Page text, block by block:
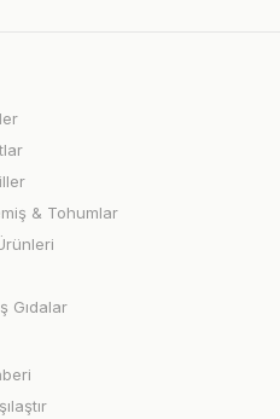
& Tohumlar
Gıdalar